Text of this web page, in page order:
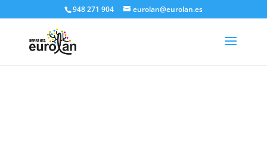
948 271 904 eurolan@eurolan.es